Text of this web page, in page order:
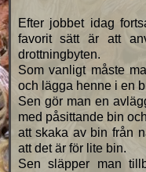
Efter jobbet idag
favorit sätt är att
drottningbyten.
Som vanligt måste
och lägga henne i en
Sen gör man en
med påsittande bin
att skaka av bin från
att det är för lite bin.
Sen släpper man